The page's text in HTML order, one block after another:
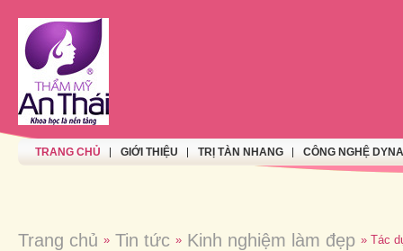
TRANG CHỦ GIỚI THIỆU TRỊ TÀN NHANG CÔNG NGHỆ
Trang chủ » Tin tức » Kinh nghiệm làm đẹp » Tác